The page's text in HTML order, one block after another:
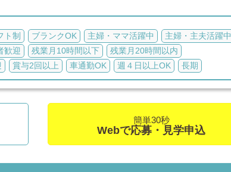
ト制 ブランクOK 主婦・ママ活躍中
主婦・主夫活躍中
歓迎 残業月10時間以下
残業月20時間以内
賞与2回以上 車通勤OK 週４日以上OK 長期
簡単30秒
Webで応募・見学申込